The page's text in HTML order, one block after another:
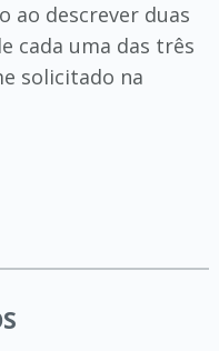
ao descrever duas
cada uma das três
solicitado na